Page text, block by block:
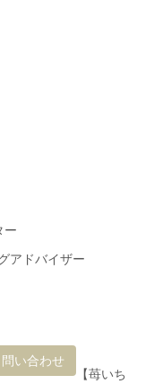
ー
アドバイザー
問い合わせ
【苺いち